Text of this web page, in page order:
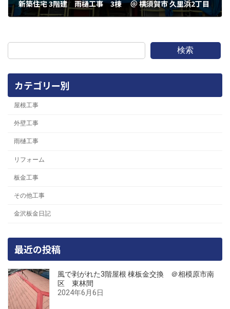
新築住宅 3階建 雨樋工事 3棟 ＠ 横須賀市 久里浜2丁目
検索
カテゴリー別
屋根工事
外壁工事
雨樋工事
リフォーム
板金工事
その他工事
金沢板金日記
最近の投稿
風で剥がれた3階屋根 棟板金交換 ＠相模原市南
区 東林間
2024年6月6日